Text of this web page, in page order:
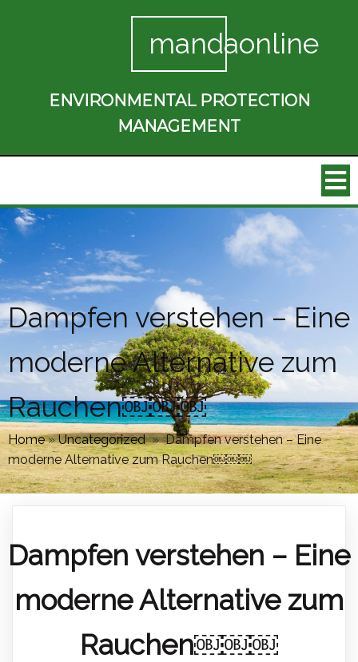
mandaonline
ENVIRONMENTAL PROTECTION
MANAGEMENT
Dampfen verstehen – Eine
moderne Alternative zum
Rauchen￼￼￼
Home»Uncategorized » Dampfen verstehen – Eine
moderne Alternative zum Rauchen￼￼￼
Dampfen verstehen – Eine
moderne Alternative zum
Rauchen￼￼￼